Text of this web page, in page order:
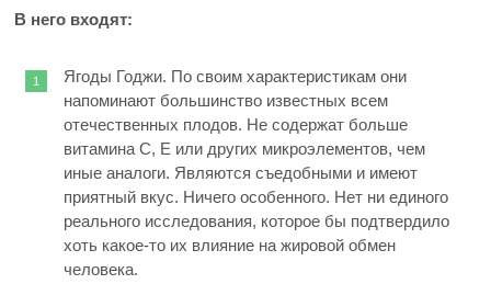
В него входят:
Ягоды Годжи. По своим характеристикам они
напоминают большинство известных всем
отечественных плодов. Не содержат больше
витамина C, E или других микроэлементов, чем
иные аналоги. Являются съедобными и имеют
приятный вкус. Ничего особенного. Нет ни единого
реального исследования, которое бы подтвердило
хоть какое-то их влияние на жировой обмен
человека.